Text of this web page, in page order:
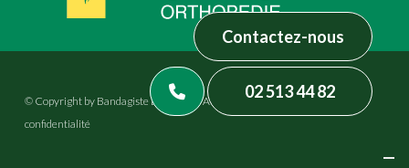
© Copyright by Bandagiste Brasseur – All rights reserved –
Politique de
confidentialité
Contactez-nous
02 513 44 82